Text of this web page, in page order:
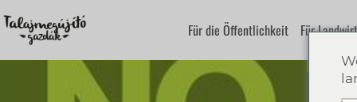
Für die Öffentlichkeit Für